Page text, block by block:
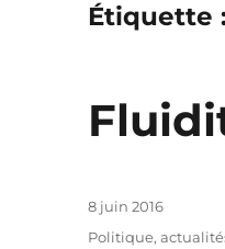
Étiquette
Publié
8 juin 2016
Catégories
Politique,